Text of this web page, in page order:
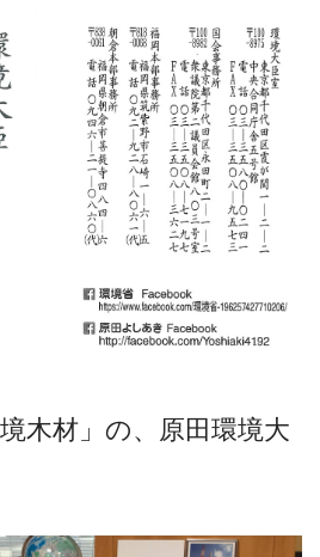
木材」の、原田環境大